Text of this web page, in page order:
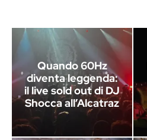
Quando 60Hz
diventa leggenda:
il live sold out di DJ
Shocca all’Alcatraz